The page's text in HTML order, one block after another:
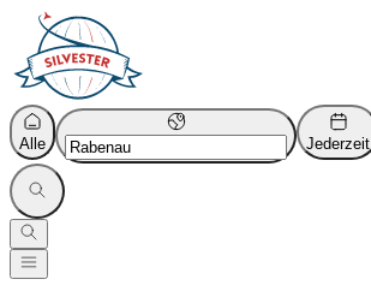
Alle Jederzeit